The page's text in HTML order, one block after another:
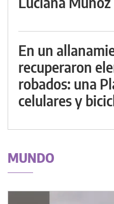
En un
recuperaron
robados: una
celulares y
MUNDO